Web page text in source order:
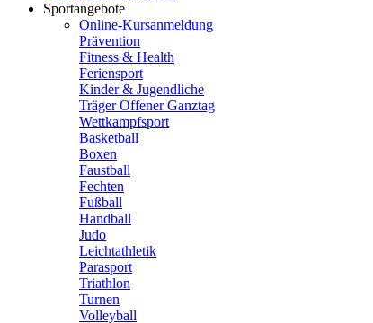
Sportangebote
Online-Kursanmeldung
Prävention
Fitness & Health
Feriensport
Kinder & Jugendliche
Träger Offener Ganztag
Wettkampfsport
Basketball
Boxen
Faustball
Fechten
Fußball
Handball
Judo
Leichtathletik
Parasport
Triathlon
Turnen
Volleyball